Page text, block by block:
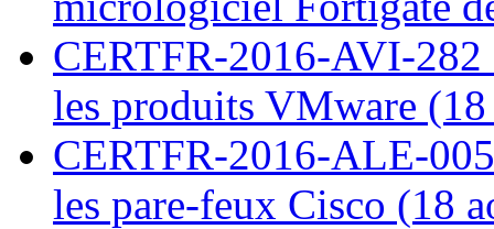
CERTFR-2016-AVI-
les produits VMware
CERTFR-2016-ALE-
les pare-feux Cisco (18